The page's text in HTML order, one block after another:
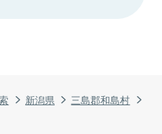
新潟県
三島郡和島村